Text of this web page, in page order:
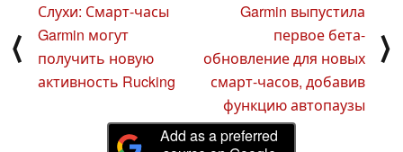
⟨
Слухи: Смарт-часы
Garmin могут
получить новую
активность Rucking
Garmin выпустила
первое бета-
обновление для новых
смарт-часов, добавив
функцию автопаузы
⟩
Add as a preferred